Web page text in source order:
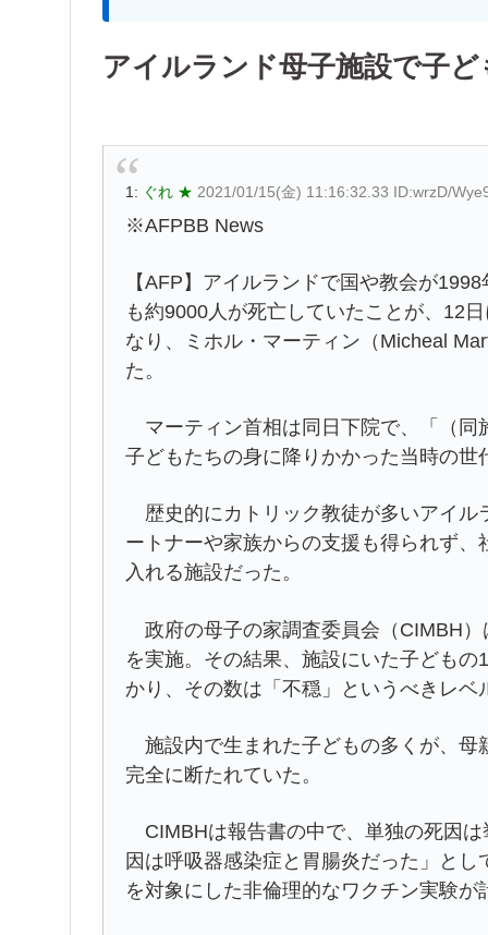
アイルランド母子施設で子
1: ぐれ ★ 2021/01/15(金) 11:16:32.33 ID:wrzD/
※AFPBB News
【AFP】アイルランドで国や教会が
も約9000人が死亡していたことが、12
なり、ミホル・マーティン（Micheal
た。
マーティン首相は同日下院で、「（同
子どもたちの身に降りかかった当時の
歴史的にカトリック教徒が多いアイル
ートナーや家族からの支援も得られず
入れる施設だった。
政府の母子の家調査委員会（CIMBH
を実施。その結果、施設にいた子ども
かり、その数は「不穏」というべきレベ
施設内で生まれた子どもの多くが、母
完全に断たれていた。
CIMBHは報告書の中で、単独の死因
因は呼吸器感染症と胃腸炎だった」と
を対象にした非倫理的なワクチン実験